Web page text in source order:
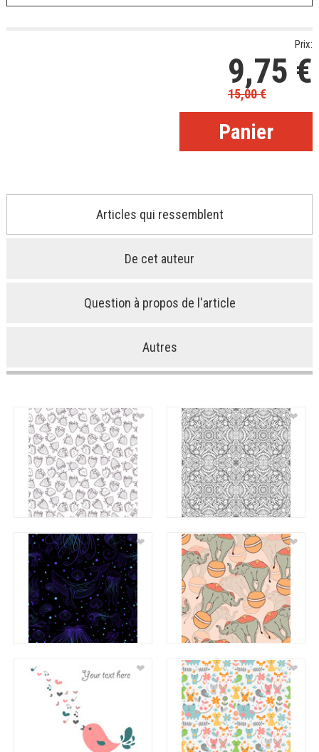
Prix:
9,75 €
15,00€
Articles qui ressemblent
De cet auteur
Question à propos de l'article
Autres
❤ ❤
❤ ❤
❤ ❤